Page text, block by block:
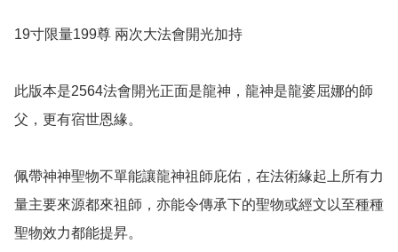
19寸限量199尊 兩次大法會開光加持
此版本是2564法會開光正面是龍神，龍神是龍婆屈娜的師
父，更有宿世恩緣。
佩帶神神聖物不單能讓龍神祖師庇佑，在法術緣起上所有力
量主要來源都來祖師，亦能令傳承下的聖物或經文以至種種
聖物效力都能提昇。